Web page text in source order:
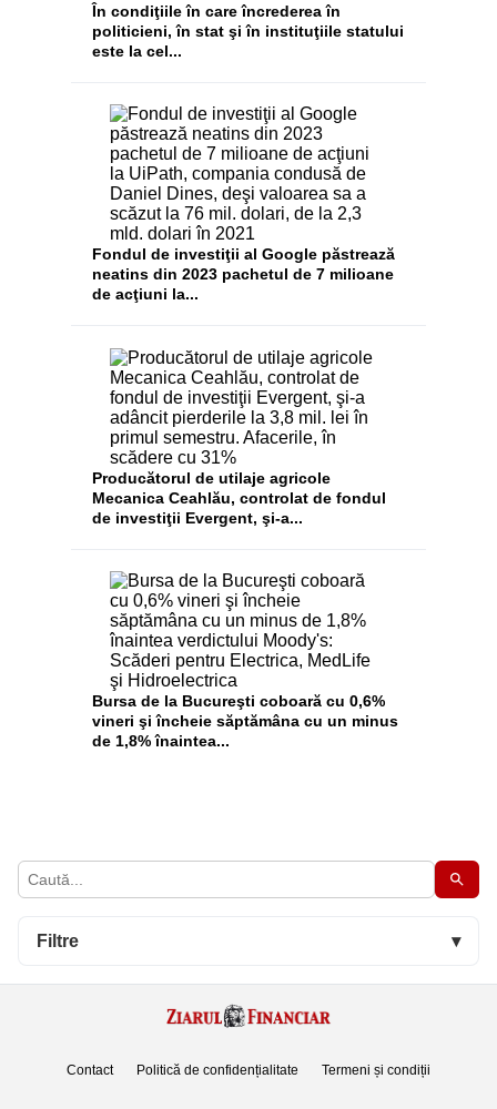
Filtre ▾
În condiţiile în care încrederea în
politicieni, în stat şi în instituţiile statului
este la cel...
Fondul de investiţii al Google păstrează
neatins din 2023 pachetul de 7 milioane
de acţiuni la...
Producătorul de utilaje agricole
Mecanica Ceahlău, controlat de fondul
de investiţii Evergent, şi-a...
Bursa de la Bucureşti coboară cu 0,6%
vineri şi încheie săptămâna cu un minus
de 1,8% înaintea...
Contact Politică de confidențialitate Termeni și condiții